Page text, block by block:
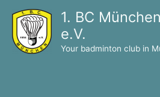
content
1. BC
e.V.
Your badminton club in